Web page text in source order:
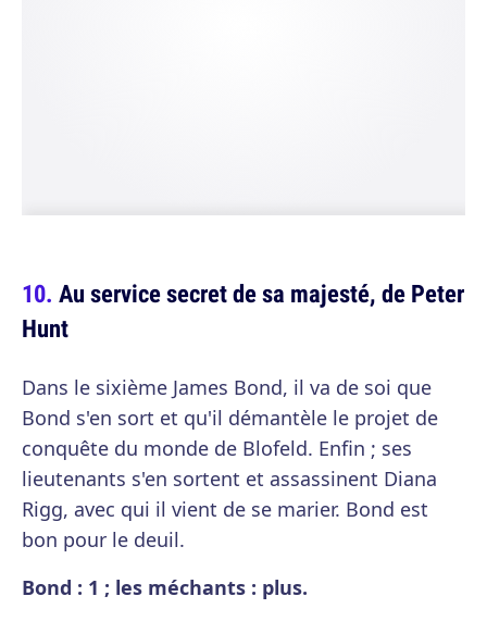
Au service secret de sa majesté, de Peter
Hunt
Dans le sixième James Bond, il va de soi que
Bond s'en sort et qu'il démantèle le projet de
conquête du monde de Blofeld. Enfin ; ses
lieutenants s'en sortent et assassinent Diana
Rigg, avec qui il vient de se marier. Bond est
bon pour le deuil.
Bond : 1 ; les méchants : plus.